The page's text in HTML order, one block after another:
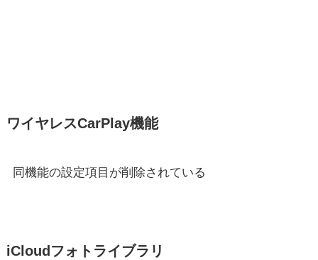
ワイヤレスCarPlay機能
同機能の設定項目が削除されている
iCloudフォトライブラリ